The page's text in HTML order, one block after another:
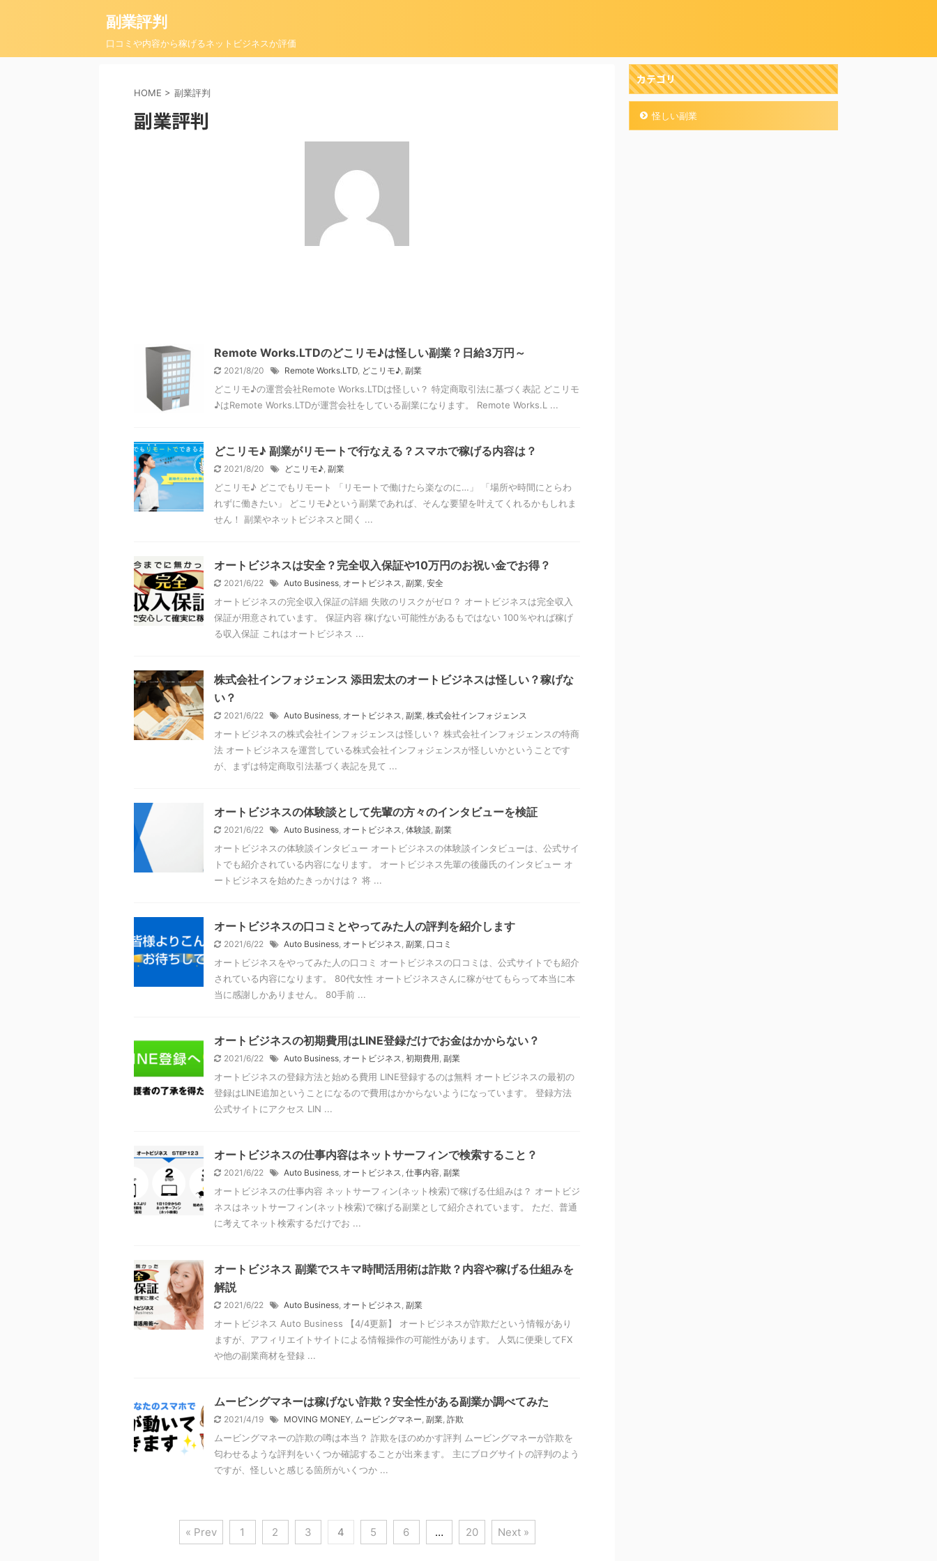
副業評判
口コミや内容から稼げるネットビジネスか評価
HOME > 副業評判
副業評判
Remote Works.LTDのどこリモ♪は怪しい副業？日給3万円～
2021/8/20 Remote Works.LTD, どこリモ♪, 副業
どこリモ♪の運営会社Remote Works.LTDは怪しい？ 特定商取引法に基づく表記 どこリモ
♪はRemote Works.LTDが運営会社をしている副業になります。 Remote Works.L ...
どこリモ♪ 副業がリモートで行なえる？スマホで稼げる内容は？
2021/8/20 どこリモ♪, 副業
どこリモ♪ どこでもリモート 「リモートで働けたら楽なのに…」 「場所や時間にとらわ
れずに働きたい」 どこリモ♪という副業であれば、そんな要望を叶えてくれるかもしれま
せん！ 副業やネットビジネスと聞く ...
オートビジネスは安全？完全収入保証や10万円のお祝い金でお得？
2021/6/22 Auto Business, オートビジネス, 副業, 安全
オートビジネスの完全収入保証の詳細 失敗のリスクがゼロ？ オートビジネスは完全収入
保証が用意されています。 保証内容 稼げない可能性があるもではない 100％やれば稼げ
る収入保証 これはオートビジネス ...
株式会社インフォジェンス 添田宏太のオートビジネスは怪しい？稼げな
い？
2021/6/22 Auto Business, オートビジネス, 副業, 株式会社インフォジェンス
オートビジネスの株式会社インフォジェンスは怪しい？ 株式会社インフォジェンスの特商
法 オートビジネスを運営している株式会社インフォジェンスが怪しいかということです
が、まずは特定商取引法基づく表記を見て ...
オートビジネスの体験談として先輩の方々のインタビューを検証
2021/6/22 Auto Business, オートビジネス, 体験談, 副業
オートビジネスの体験談インタビュー オートビジネスの体験談インタビューは、公式サイ
トでも紹介されている内容になります。 オートビジネス先輩の後藤氏のインタビュー オ
ートビジネスを始めたきっかけは？ 将 ...
オートビジネスの口コミとやってみた人の評判を紹介します
2021/6/22 Auto Business, オートビジネス, 副業, 口コミ
オートビジネスをやってみた人の口コミ オートビジネスの口コミは、公式サイトでも紹介
されている内容になります。 80代女性 オートビジネスさんに稼がせてもらって本当に本
当に感謝しかありません。 80手前 ...
オートビジネスの初期費用はLINE登録だけでお金はかからない？
2021/6/22 Auto Business, オートビジネス, 初期費用, 副業
オートビジネスの登録方法と始める費用 LINE登録するのは無料 オートビジネスの最初の
登録はLINE追加ということになるので費用はかからないようになっています。 登録方法
公式サイトにアクセス LIN ...
オートビジネスの仕事内容はネットサーフィンで検索すること？
2021/6/22 Auto Business, オートビジネス, 仕事内容, 副業
オートビジネスの仕事内容 ネットサーフィン(ネット検索)で稼げる仕組みは？ オートビジ
ネスはネットサーフィン(ネット検索)で稼げる副業として紹介されています。 ただ、普通
に考えてネット検索するだけでお ...
オートビジネス 副業でスキマ時間活用術は詐欺？内容や稼げる仕組みを
解説
2021/6/22 Auto Business, オートビジネス, 副業
オートビジネス Auto Business 【4/4更新】 オートビジネスが詐欺だという情報があり
ますが、アフィリエイトサイトによる情報操作の可能性があります。 人気に便乗してFX
や他の副業商材を登録 ...
ムービングマネーは稼げない詐欺？安全性がある副業か調べてみた
2021/4/19 MOVING MONEY, ムービングマネー, 副業, 詐欺
ムービングマネーの詐欺の噂は本当？ 詐欺をほのめかす評判 ムービングマネーが詐欺を
匂わせるような評判をいくつか確認することが出来ます。 主にブログサイトの評判のよう
ですが、怪しいと感じる箇所がいくつか ...
« Prev 1 2 3 4 5 6 … 20 Next »
カテゴリ
怪しい副業